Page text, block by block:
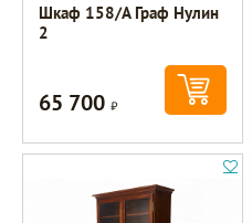
Шкаф 158/А Граф Нулин
2
65 700Р